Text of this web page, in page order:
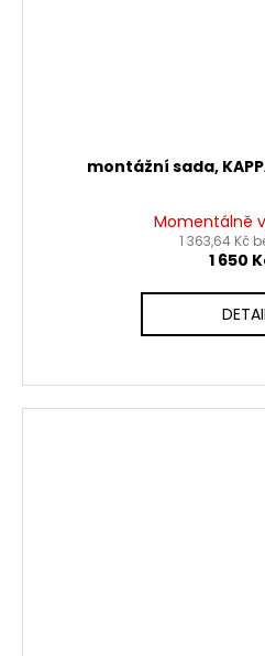
montážní sada,
Momentálně
1 363,64 Kč
1 650